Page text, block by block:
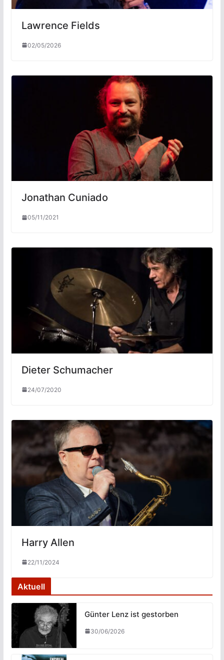
Lawrence Fields
02/05/2026
Jonathan Cuniado
05/11/2021
Dieter Schumacher
24/07/2020
Harry Allen
22/11/2024
Aktuell
Günter Lenz ist gestorben
30/06/2026